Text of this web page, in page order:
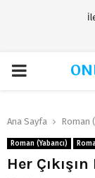
PRIMARY
Ana Sayfa Roman
Roman (Yabancı)
Her